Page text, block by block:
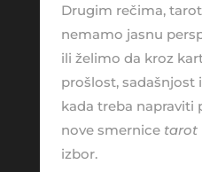
Drugim rečima,
nemamo jasnu
ili želimo da kroz
prošlost,
kada treba napraviti
nove smernice tarot
izbor.